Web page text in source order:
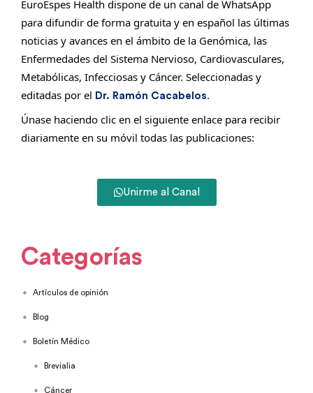
EuroEspes Health dispone de un canal de WhatsApp
para difundir de forma gratuita y en español las últimas
noticias y avances en el ámbito de la Genómica, las
Enfermedades del Sistema Nervioso, Cardiovasculares,
Metabólicas, Infecciosas y Cáncer. Seleccionadas y
editadas por el Dr. Ramón Cacabelos.
Únase haciendo clic en el siguiente enlace para recibir
diariamente en su móvil todas las publicaciones:
Unirme al Canal
Categorías
Artículos de opinión
Blog
Boletín Médico
Brevialia
Cáncer